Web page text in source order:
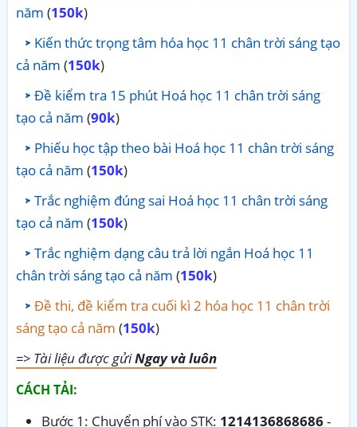
năm (150k)
Kiến thức trọng tâm hóa học 11 chân trời sáng tạo
cả năm (150k)
Đề kiểm tra 15 phút Hoá học 11 chân trời sáng
tạo cả năm (90k)
Phiếu học tập theo bài Hoá học 11 chân trời sáng
tạo cả năm (150k)
Trắc nghiệm đúng sai Hoá học 11 chân trời sáng
tạo cả năm (150k)
Trắc nghiệm dạng câu trả lời ngắn Hoá học 11
chân trời sáng tạo cả năm (150k)
Đề thi, đề kiểm tra cuối kì 2 hóa học 11 chân trời
sáng tạo cả năm (150k)
=> Tài liệu được gửiNgay và luôn
CÁCH TẢI:
Bước 1: Chuyển phí vào STK: 1214136868686-